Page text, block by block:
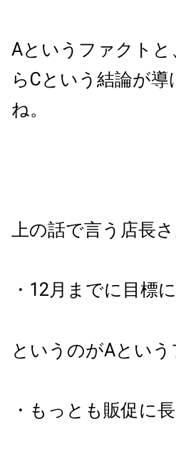
Aというファクト
らCという結論が
ね。
上の話で言う店長
・12月までに目標
というのがAという
・もっとも販促に